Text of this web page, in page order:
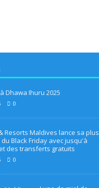
Dhawa Ihuru 2025
0
Resorts Maldives lance sa plus
Black Friday avec jusqu'à
des transferts gratuits
0